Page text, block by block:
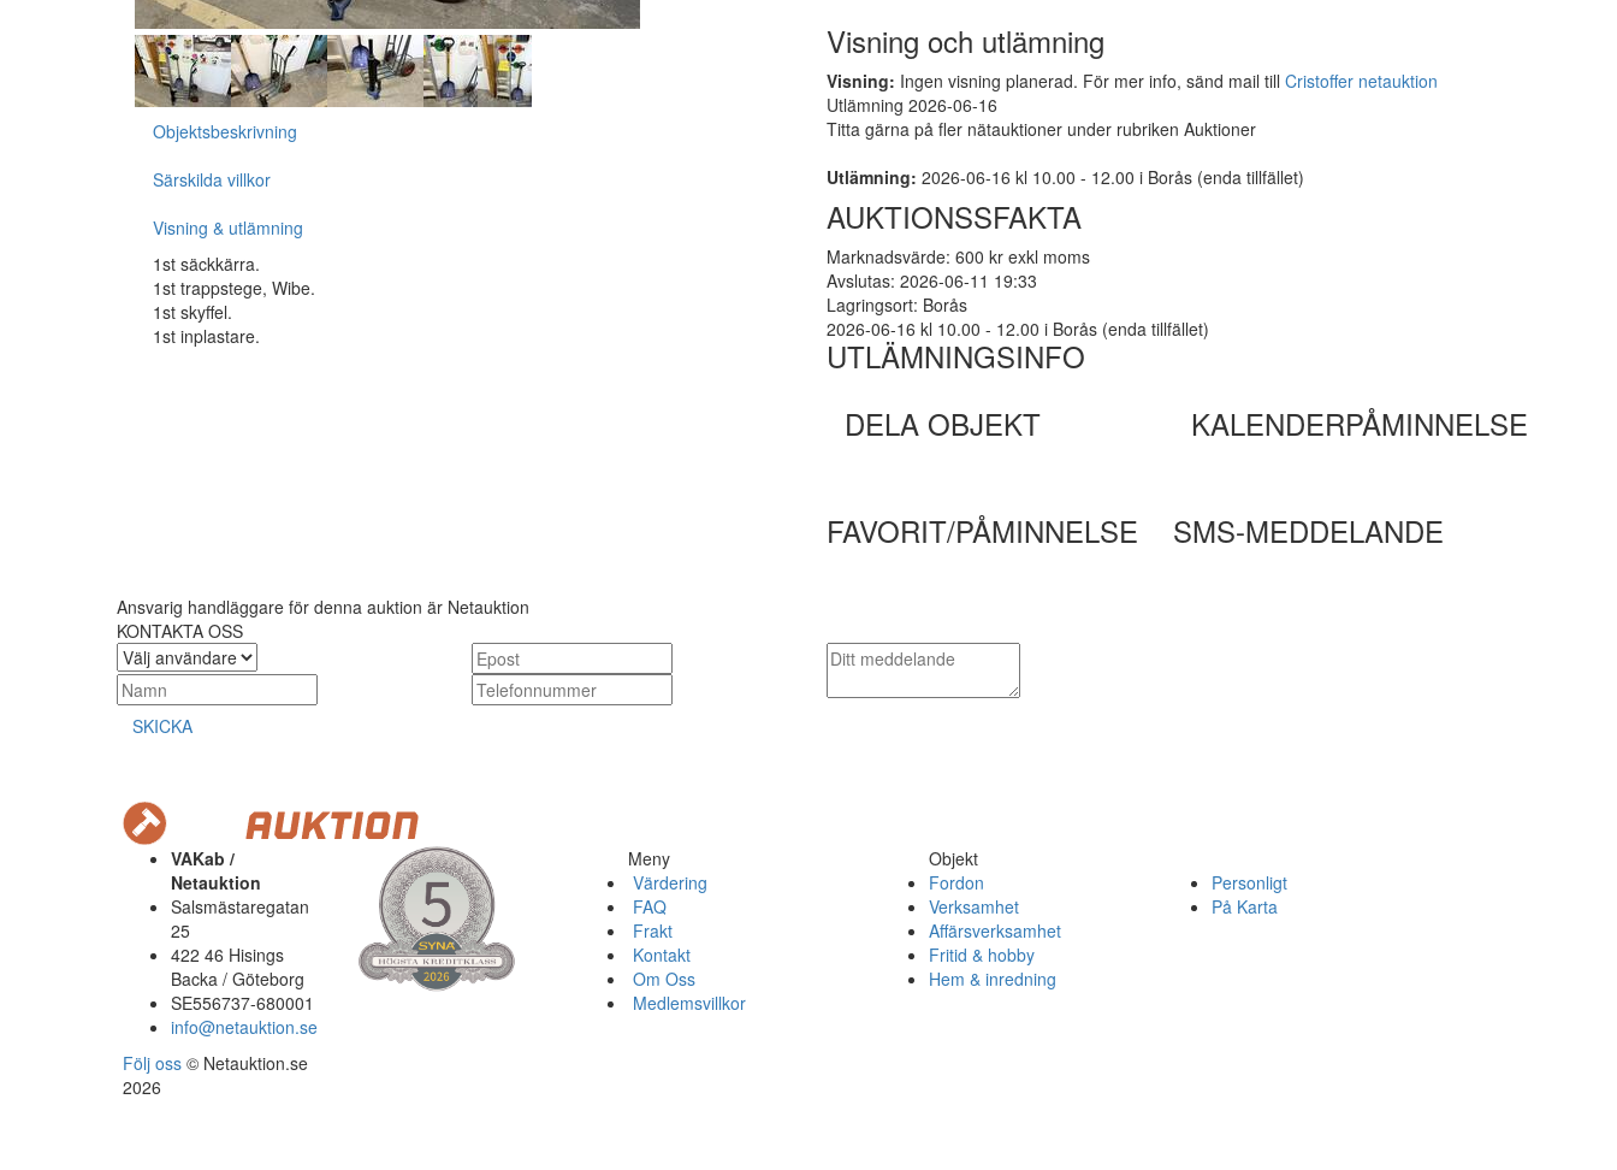
Objektsbeskrivning
Särskilda villkor
Visning & utlämning
1st säckkärra.
1st trappstege, Wibe.
1st skyffel.
1st inplastare.
Visning och utlämning
Visning: Ingen visning planerad. För mer info, sänd mail till Cristoffer netauktion
Utlämning 2026-06-16
Titta gärna på fler nätauktioner under rubriken Auktioner
Utlämning: 2026-06-16 kl 10.00 - 12.00 i Borås (enda tillfället)
AUKTIONSSFAKTA
Marknadsvärde: 600 kr exkl moms
Avslutas: 2026-06-11 19:33
Lagringsort: Borås
2026-06-16 kl 10.00 - 12.00 i Borås (enda tillfället)
UTLÄMNINGSINFO
DELA OBJEKT
KALENDERPÅMINNELSE
FAVORIT/PÅMINNELSE SMS-MEDDELANDE
Ansvarig handläggare för denna auktion är Netauktion
KONTAKTA OSS
SKICKA
VAKab /
Netauktion
Salsmästaregatan
25
422 46 Hisings
Backa / Göteborg
SE556737-680001
info@netauktion.se
Följ oss © Netauktion.se
2026
Meny
Värdering
FAQ
Frakt
Kontakt
Om Oss
Medlemsvillkor
Objekt
Fordon
Verksamhet
Affärsverksamhet
Fritid & hobby
Hem & inredning
Personligt
På Karta